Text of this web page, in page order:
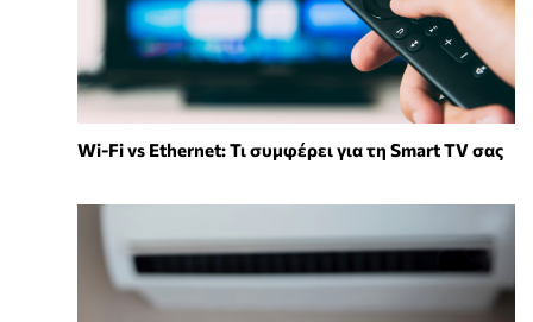
Wi-Fi vs Ethernet: Τι συμφέρει για τη Smart TV σας